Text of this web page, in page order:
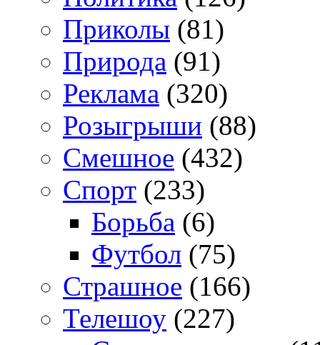
Приколы (81)
Природа (91)
Реклама (320)
Розыгрыши (88)
Смешное (432)
Спорт (233)
Борьба (6)
Футбол (75)
Страшное (166)
Телешоу (227)